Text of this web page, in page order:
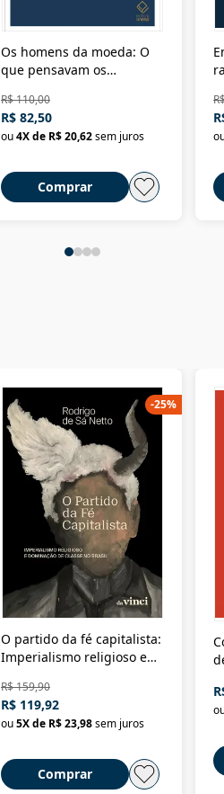
Os homens da moeda: O
que pensavam os
Nova República (1985-
2018)
R$ 110,00
R$ 82,50
ou4X de R$ 20,62sem juros
Comprar
O partido da fé capitalista:
Imperialismo religioso e
Brasil
R$ 159,90
R$ 119,92
ou5X de R$ 23,98sem juros
Comprar
-25%